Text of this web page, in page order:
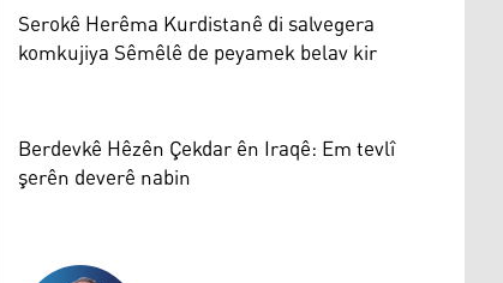
Serokê Herêma Kurdistanê di salvegera
komkujiya Sêmêlê de peyamek belav kir
Berdevkê Hêzên Çekdar ên Iraqê: Em tevlî
şerên deverê nabin